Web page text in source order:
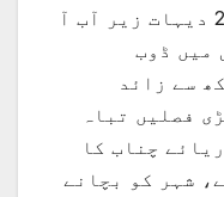
ہو چکا ہے جہاں تقریباً 200 دیہات زیر آب آ
میں ڈوب
علاقوں سے 2 لاکھ سے زائد
فصلیں تباہ
چناب کا
شہر کو بچانے